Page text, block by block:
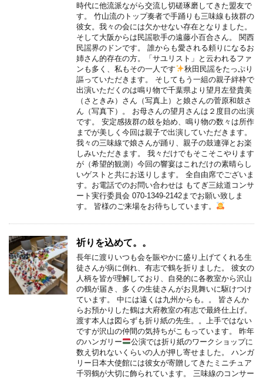
時代に他流派ながら交流し切磋琢磨してきた盟友で
す。 竹山流のトップ奏者で手踊りも三味線も抜群の
彼女。我々の会には欠かせない存在となりました。
そして大阪からは民謡歌手の遠藤小百合さん。 関西
民謡界のドンです。 誰からも愛される頼りになるお
姉さん的存在の方。「サユリスト」と云われるファ
ンも多く、私もその一人です
秋田民謡をたっぷり
謳っていただきます。 そしてもう一組の親子絆枠で
出演いただくのは鳴り物で千葉県より望月左登貴美
（さときみ）さん（写真上）と娘さんの菅原和鼓さ
ん（写真下）。 お母さんの望月さんは２度目の出演
です。 安定感抜群の鼓を始め、鳴り物の数々は所作
までが美しく今回は親子で出演していただきます。
我々の三味線で娘さんが踊り、親子の鼓連弾とお楽
しみいただきます。 我々だけでもそこそこやります
が（希望的観測）今回の響宴はこれだけの素晴らし
いゲストと共にお送りします。 全自由席でございま
す。お電話でのお問い合わせは もてぎ三絃道コンサ
ート実行委員会 070-1349-2142までお願い致しま
す。 皆様のご来場をお待ちしています。
祈りを込めて。。
長年に渡りいつも会を賑やかに盛り上げてくれる生
徒さんが病に倒れ、有志で鶴を折りました。 彼女の
人柄を皆が理解しており、自発的に各教室から沢山
の鶴が届き、多くの生徒さんがお見舞いに駆けつけ
ています。 中には遠くは九州からも。。 皆さんか
らお預かりした鶴は大府教室の有志で最終仕上げ。
渡す本人は図らずも折り紙の先生。。上手ではない
ですが沢山の仲間の気持ちがこもっています。 昨年
のハンガリー
公演では折り紙のワークショップに
数え切れないくらいの人が押し寄せました。 ハンガ
リー日本大使館には彼女が寄贈してきたミニチュア
千羽鶴が大切に飾られています。 三味線のコンサー